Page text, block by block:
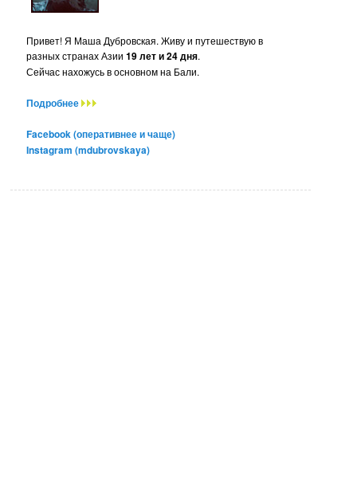
Привет! Я Маша Дубровская. Живу и путешествую в
разных странах Азии19 лет и 24 дня.
Сейчас нахожусь в основном на Бали.
Подробнее
Facebook (оперативнее и чаще)
Instagram (mdubrovskaya)